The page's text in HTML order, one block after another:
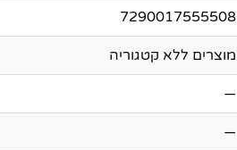
7290017555508
מוצרים ללא קטגוריה
—
—